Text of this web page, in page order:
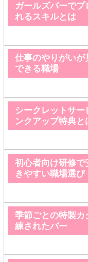
ガールズバーで
れるスキルとは
仕事のやりがい
できる職場
シークレットサ
ンクアップ特典と
初心者向け研修
きやすい職場選び
季節ごとの特製
練されたバー